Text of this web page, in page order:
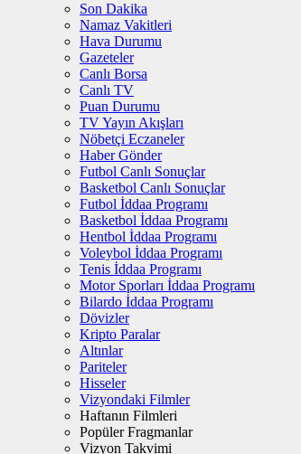
Son Dakika
Namaz Vakitleri
Hava Durumu
Gazeteler
Canlı Borsa
Canlı TV
Puan Durumu
TV Yayın Akışları
Nöbetçi Eczaneler
Haber Gönder
Futbol Canlı Sonuçlar
Basketbol Canlı Sonuçlar
Futbol İddaa Programı
Basketbol İddaa Programı
Hentbol İddaa Programı
Voleybol İddaa Programı
Tenis İddaa Programı
Motor Sporları İddaa Programı
Bilardo İddaa Programı
Dövizler
Kripto Paralar
Altınlar
Pariteler
Hisseler
Vizyondaki Filmler
Haftanın Filmleri
Popüler Fragmanlar
Vizyon Takvimi